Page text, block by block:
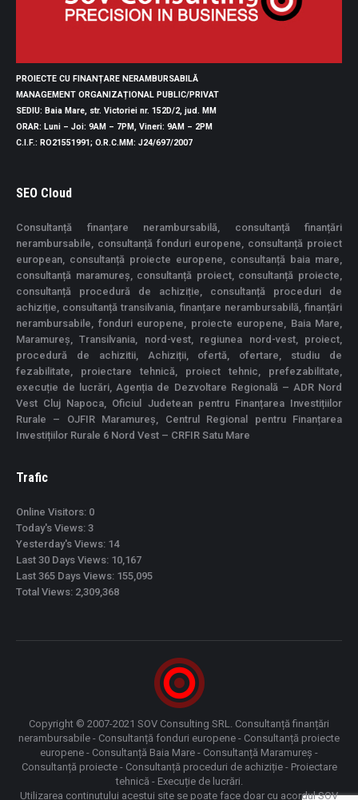
PROIECTE CU FINANȚARE NERAMBURSABILĂ
MANAGEMENT ORGANIZAȚIONAL PUBLIC/PRIVAT
SEDIU: Baia Mare, str. Victoriei nr. 152D/2, jud. MM
ORAR: Luni – Joi: 9AM – 7PM, Vineri: 9AM – 2PM
C.I.F.: RO21551991; O.R.C.MM: J24/697/2007
SEO Cloud
Consultanță finanțare nerambursabilă, consultanță finanțări
nerambursabile, consultanță fonduri europene, consultanță proiect
european, consultanță proiecte europene, consultanță baia mare,
consultanță maramureș, consultanță proiect, consultanță proiecte,
consultanță procedură de achiziție, consultanță proceduri de
achiziție, consultanță transilvania, finanțare nerambursabilă, finanțări
nerambursabile, fonduri europene, proiecte europene, Baia Mare,
Maramureș, Transilvania, nord-vest, regiunea nord-vest, proiect,
procedură de achizitii, Achiziții, ofertă, ofertare, studiu de
fezabilitate, proiectare tehnică, proiect tehnic, prefezabilitate,
execuție de lucrări, Agenția de Dezvoltare Regională – ADR Nord
Vest Cluj Napoca, Oficiul Judetean pentru Finanțarea Investițiilor
Rurale – OJFIR Maramureș, Centrul Regional pentru Finanțarea
Investițiilor Rurale 6 Nord Vest – CRFIR Satu Mare
Trafic
Online Visitors: 0
Today's Views: 3
Yesterday's Views: 14
Last 30 Days Views: 10,167
Last 365 Days Views: 155,095
Total Views: 2,309,368
Copyright © 2007-2021 SOV Consulting SRL. Consultanță finanțări
nerambursabile - Consultanță fonduri europene - Consultanță proiecte
europene - Consultanță Baia Mare - Consultanță Maramureș -
Consultanță proiecte - Consultanță proceduri de achiziție - Proiectare
tehnică - Execuție de lucrări.
Utilizarea continutului acestui site se poate face doar cu acordul SOV